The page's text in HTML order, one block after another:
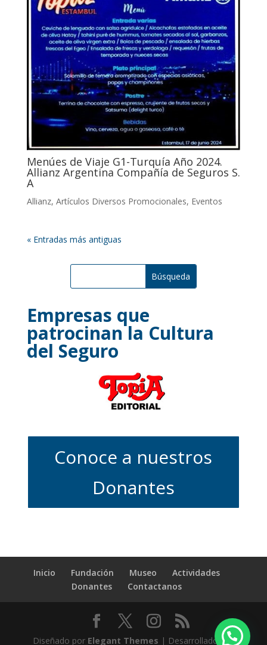
Menúes de Viaje G1-Turquía Año 2024.
Allianz Argentina Compañía de Seguros S.
A
Allianz, Artículos Diversos Promocionales, Eventos
« Entradas más antiguas
Empresas que
patrocinan la Cultura
del Seguro
Conoce a nuestros
Donantes
Inicio Fundación Museo
Actividades
Donantes
Contactanos
Diseñado por Elegant Themes | Desarrollado por